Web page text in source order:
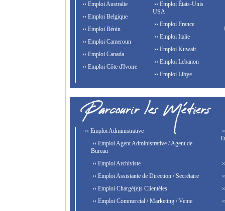
›› Emploi Australie
›› Emploi Belgique
›› Emploi Bénin
›› Emploi Cameroun
›› Emploi Canada
›› Emploi Côte d'Ivoire
›› Emploi États-Unis
USA
›› Emploi France
›› Emploi Italie
›› Emploi Kuwait
›› Emploi Lebanon
›› Emploi Libye
›› Emploi Administrative
›› Emploi Agent Administrative / Agent de
Bureau
›› Emploi Archiviste
›› Emploi Assistante de Direction / Secrétaire
›› Emploi Chargé(e)s Clientèles
›› Emploi Commercial / Marketing / Vente